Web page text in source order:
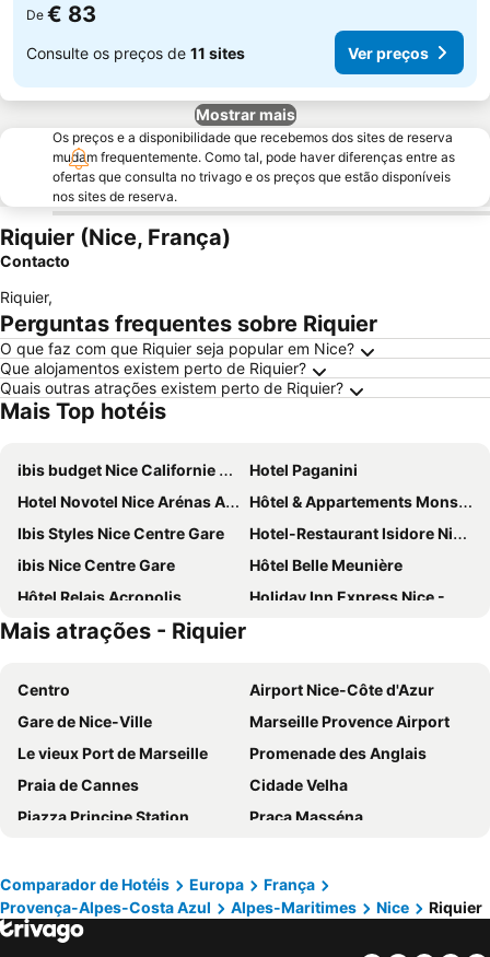
De € 83
Consulte os preços de 11 sites Ver preços
Mostrar mais
Os preços e a disponibilidade que recebemos dos sites de reserva
mudam frequentemente. Como tal, pode haver diferenças entre as
ofertas que consulta no trivago e os preços que estão disponíveis
nos sites de reserva.
Riquier (Nice, França)
Contacto
Riquier,
Perguntas frequentes sobre Riquier
O que faz com que Riquier seja popular em Nice?
Que alojamentos existem perto de Riquier?
Quais outras atrações existem perto de Riquier?
Mais Top hotéis
ibis budget Nice Californie Lenval
Hotel Paganini
Hotel Novotel Nice Arénas Aéroport
Hôtel & Appartements Monsigny
Ibis Styles Nice Centre Gare
Hotel-Restaurant Isidore Nice Ouest
ibis Nice Centre Gare
Hôtel Belle Meunière
Hôtel Relais Acropolis
Holiday Inn Express Nice - Grand Arenas By Ihg
ibis budget Nice Palais Nikaia
Best Western Hotel Journel Antibes
Hotel Saint Gothard
Mercure Nice Centre Grimaldi
Novotel Nice Centre Vieux Nice
Hotel Le Saint Paul
Aparthotel Adagio Nice Centre
Radisson Blu Hotel, Nice
NH Nice
Hôtel Bristol
Le Méridien Beach Plaza
Riviera Marriott Hotel La Porte de Monaco
Aparthotel Adagio Access Nice Magnan
ibis Styles Nice Vieux Port
D'Ostende
ibis Nice Aéroport Promenade des Anglais
Mais atrações - Riquier
Centro
Airport Nice-Côte d'Azur
Gare de Nice-Ville
Marseille Provence Airport
Le vieux Port de Marseille
Promenade des Anglais
Praia de Cannes
Cidade Velha
Piazza Principe Station
Praça Masséna
Porta Susa
Central Station
Juventus Stadium
Station de ski Val Thorens - Les Trois Vallées
Cidade de Mônaco - o Rochedo
Comparador de Hotéis Europa
França
Provença-Alpes-Costa Azul
Alpes-Maritimes Nice Riquier